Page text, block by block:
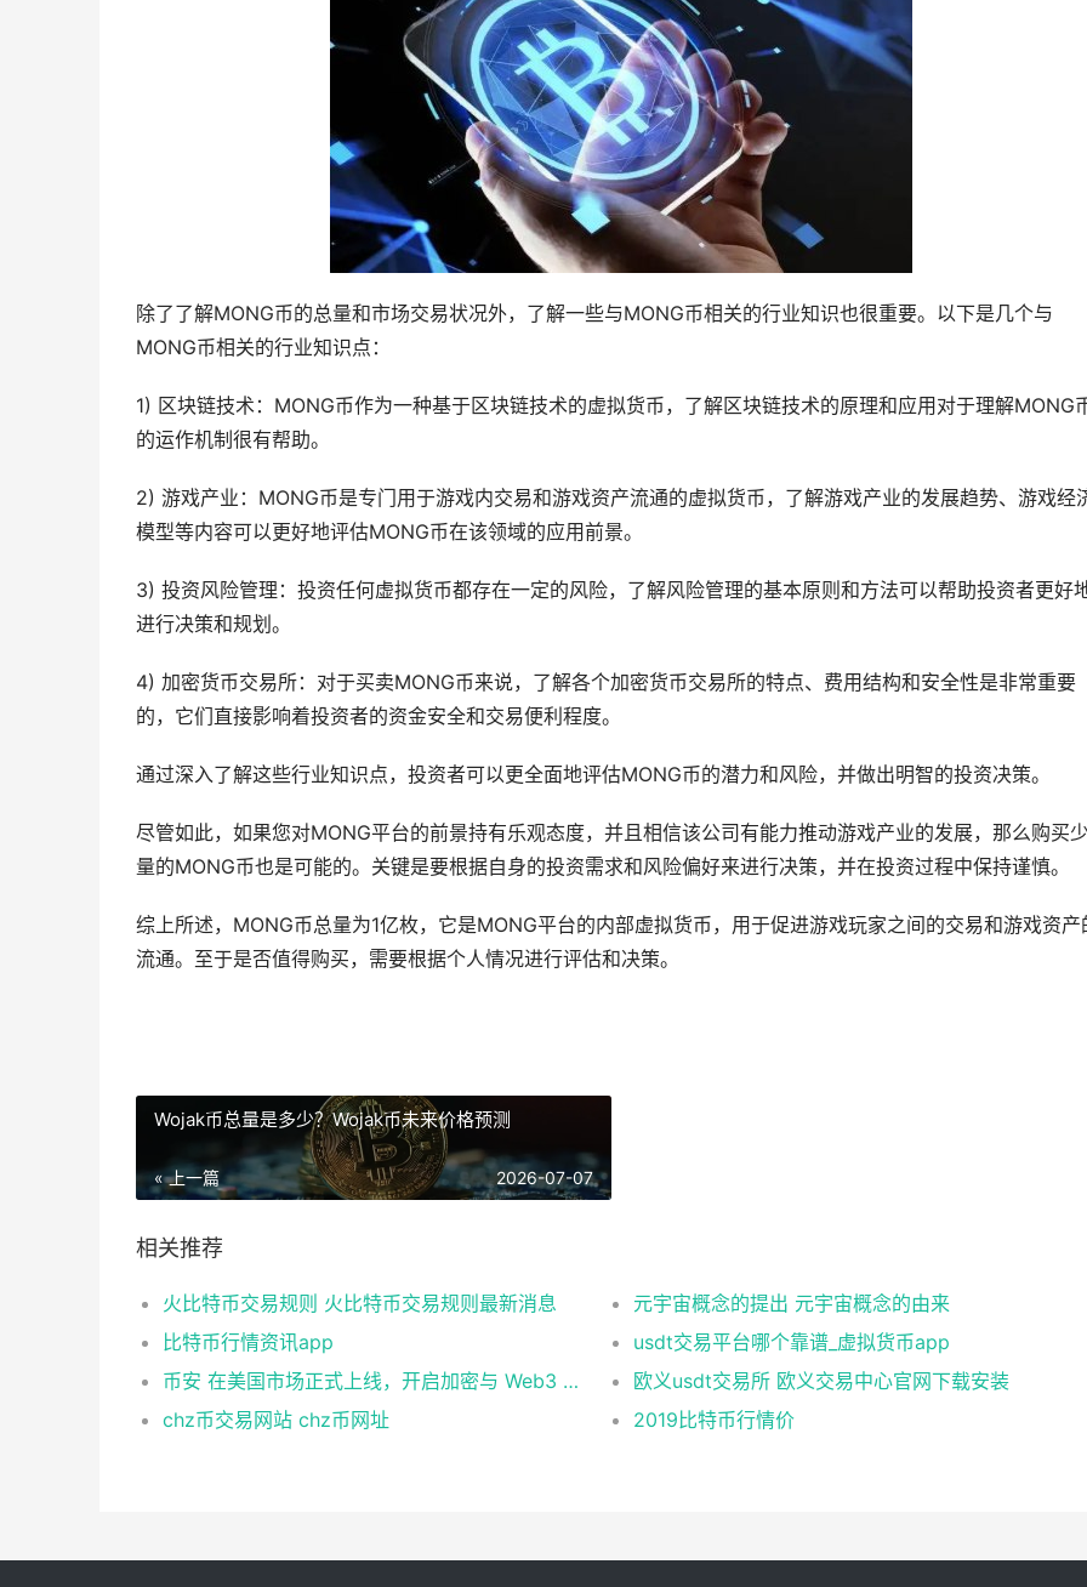
除了了解MONG币的总量和市场交易状况外，了解一些与MONG币相关的行业知识也很重要。以下是几个与
MONG币相关的行业知识点：
1) 区块链技术：MONG币作为一种基于区块链技术的虚拟货币，了解区块链技术的原理和应用对于理解MONG
的运作机制很有帮助。
2) 游戏产业：MONG币是专门用于游戏内交易和游戏资产流通的虚拟货币，了解游戏产业的发展趋势、游戏经
模型等内容可以更好地评估MONG币在该领域的应用前景。
3) 投资风险管理：投资任何虚拟货币都存在一定的风险，了解风险管理的基本原则和方法可以帮助投资者更好
进行决策和规划。
4) 加密货币交易所：对于买卖MONG币来说，了解各个加密货币交易所的特点、费用结构和安全性是非常重要
的，它们直接影响着投资者的资金安全和交易便利程度。
通过深入了解这些行业知识点，投资者可以更全面地评估MONG币的潜力和风险，并做出明智的投资决策。
尽管如此，如果您对MONG平台的前景持有乐观态度，并且相信该公司有能力推动游戏产业的发展，那么购买
量的MONG币也是可能的。关键是要根据自身的投资需求和风险偏好来进行决策，并在投资过程中保持谨慎。
综上所述，MONG币总量为1亿枚，它是MONG平台的内部虚拟货币，用于促进游戏玩家之间的交易和游戏资产
流通。至于是否值得购买，需要根据个人情况进行评估和决策。
Wojak币总量是多少？Wojak币未来价格预测
« 上一篇 2026-07-07
相关推荐
火比特币交易规则 火比特币交易规则最新消息
元宇宙概念的提出 元宇宙概念的由来
比特币行情资讯app
usdt交易平台哪个靠谱_虚拟货币app
币安 在美国市场正式上线，开启加密与 Web3 创新的全新时代！
欧义usdt交易所 欧义交易中心官网下载安装
chz币交易网站 chz币网址
2019比特币行情价